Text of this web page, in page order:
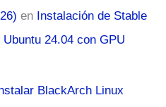
en Instalación de Stable
24.04 con GPU
BlackArch Linux